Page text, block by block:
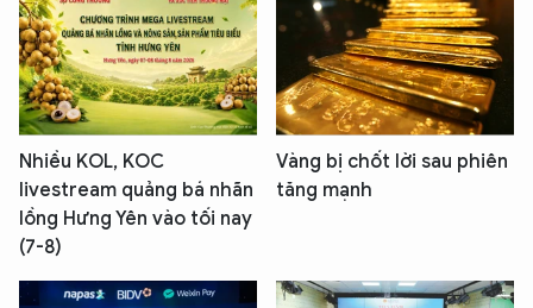
Nhiều KOL, KOC
livestream quảng bá nhãn
lồng Hưng Yên vào tối nay
(7-8)
Vàng bị chốt lời sau phiên
tăng mạnh